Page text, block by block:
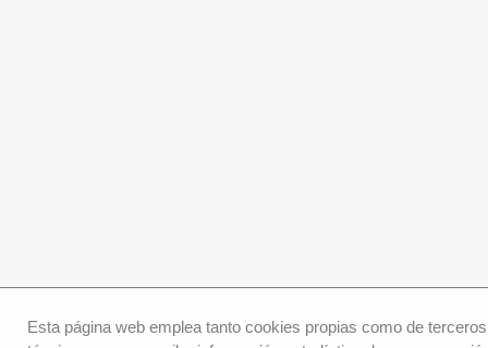
Esta página web emplea tanto cookies propias como de terceros